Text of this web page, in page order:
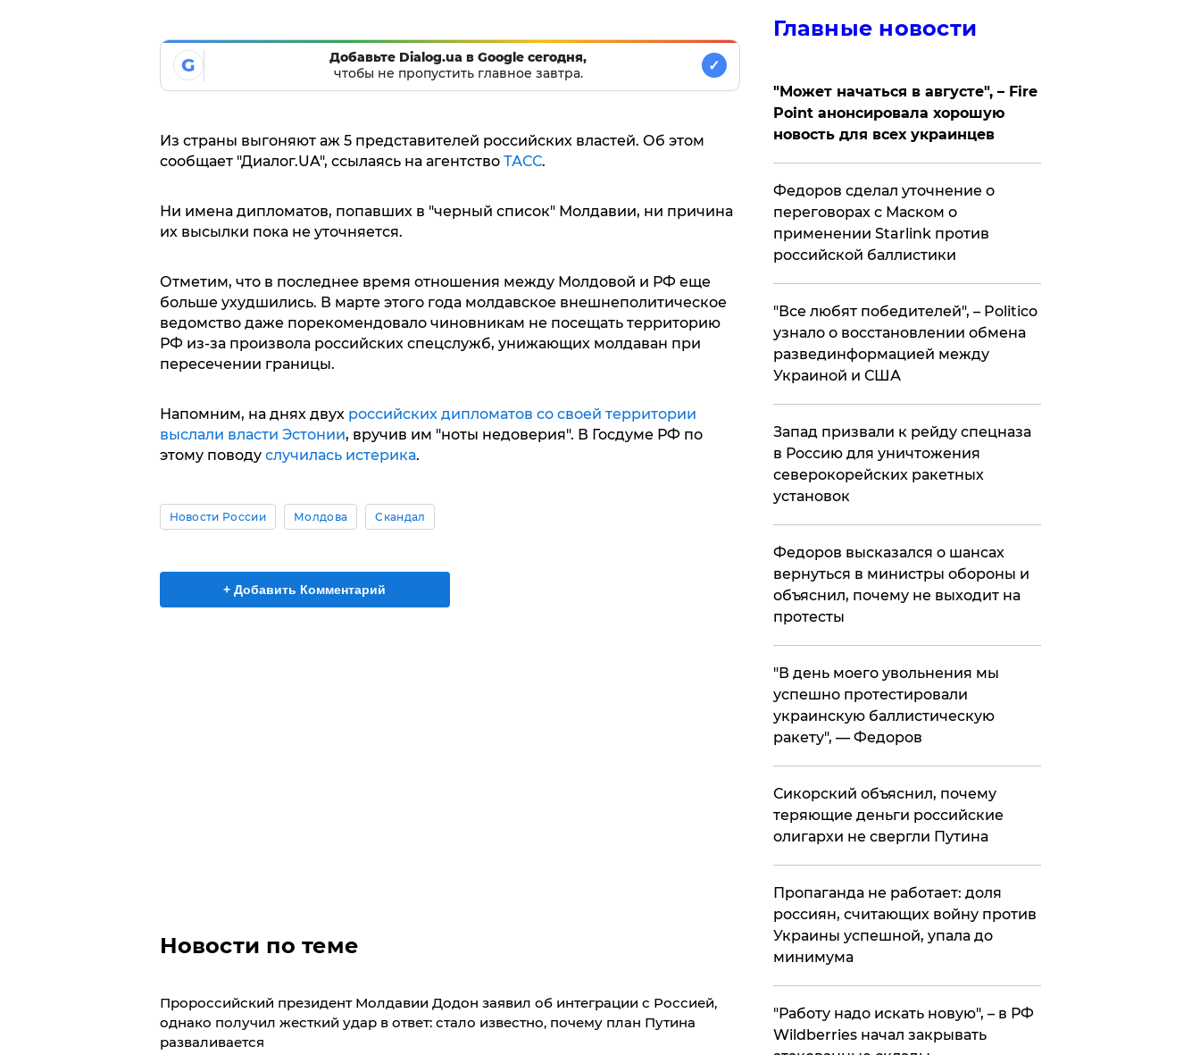
G
Добавьте Dialog.ua в Google сегодня,
чтобы не пропустить главное завтра.
✓
Из страны выгоняют аж 5 представителей российских властей. Об этом
сообщает "Диалог.UA", ссылаясь на агентство ТАСС.
Ни имена дипломатов, попавших в "черный список" Молдавии, ни причина
их высылки пока не уточняется.
Отметим, что в последнее время отношения между Молдовой и РФ еще
больше ухудшились. В марте этого года молдавское внешнеполитическое
ведомство даже порекомендовало чиновникам не посещать территорию
РФ из-за произвола российских спецслужб, унижающих молдаван при
пересечении границы.
Напомним, на днях двух российских дипломатов со своей территории
выслали власти Эстонии, вручив им "ноты недоверия". В Госдуме РФ по
этому поводу случилась истерика.
Новости России Молдова Скандал
+ Добавить Комментарий
Новости по теме
Пророссийский президент Молдавии Додон заявил об интеграции с Россией,
однако получил жесткий удар в ответ: стало известно, почему план Путина
разваливается
Главные новости
"Может начаться в августе", – Fire
Point анонсировала хорошую
новость для всех украинцев
Федоров сделал уточнение о
переговорах с Маском о
применении Starlink против
российской баллистики
​"Все любят победителей", – Politico
узнало о восстановлении обмена
развединформацией между
Украиной и США
Запад призвали к рейду спецназа
в Россию для уничтожения
северокорейских ракетных
установок
Федоров высказался о шансах
вернуться в министры обороны и
объяснил, почему не выходит на
протесты
​"В день моего увольнения мы
успешно протестировали
украинскую баллистическую
ракету", — Федоров
Сикорский объяснил, почему
теряющие деньги российские
олигархи не свергли Путина
​Пропаганда не работает: доля
россиян, считающих войну против
Украины успешной, упала до
минимума
"Работу надо искать новую", – в РФ
Wildberries начал закрывать